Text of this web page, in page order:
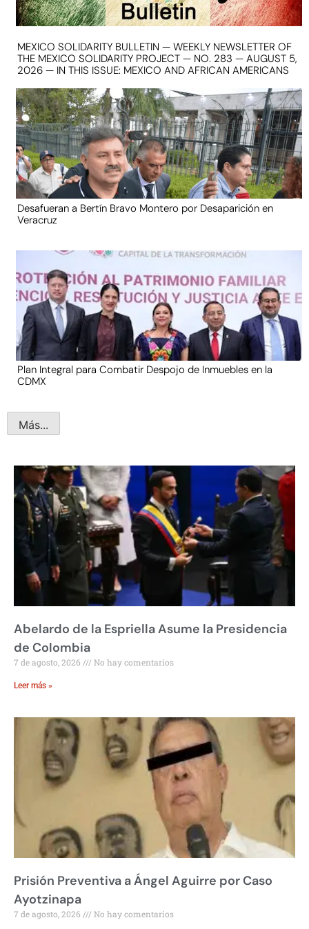
MEXICO SOLIDARITY BULLETIN — WEEKLY NEWSLETTER OF
THE MEXICO SOLIDARITY PROJECT — NO. 283 — AUGUST 5,
2026 — IN THIS ISSUE: MEXICO AND AFRICAN AMERICANS
Desafueran a Bertín Bravo Montero por Desaparición en
Veracruz
Plan Integral para Combatir Despojo de Inmuebles en la
CDMX
Más...
Abelardo de la Espriella Asume la Presidencia
de Colombia
7 de agosto, 2026 No hay comentarios
Leer más »
Prisión Preventiva a Ángel Aguirre por Caso
Ayotzinapa
7 de agosto, 2026 No hay comentarios